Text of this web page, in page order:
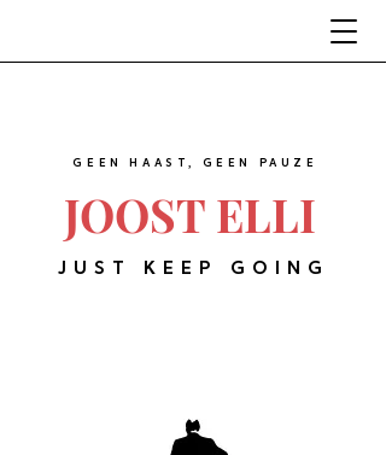
JOOST ELLI
GEEN HAAST, GEEN PAUZE
JUST KEEP GOING